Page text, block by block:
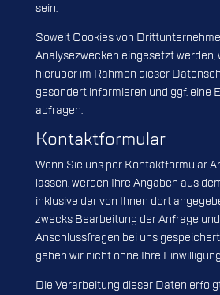
sein.
Soweit Cookies von
Analysezwecken eingesetzt werden,
hierüber im Rahmen dieser
gesondert informieren und ggf. eine
abfragen.
Kontaktformular
Wenn Sie uns per Kontaktformular
lassen, werden Ihre Angaben aus
inklusive der von Ihnen dort
zwecks Bearbeitung der Anfrage
Anschlussfragen bei uns
geben wir nicht ohne Ihre
Die Verarbeitung dieser Daten